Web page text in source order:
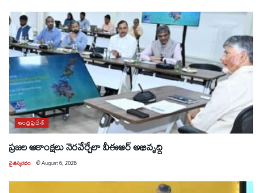
ఆంధ్రప్రదేశ్
ప్రజల ఆకాంక్షలు నెరవేర్చేలా వీఈఆర్ అభివృద్ధి
చైతన్యరధం @August 6, 2026